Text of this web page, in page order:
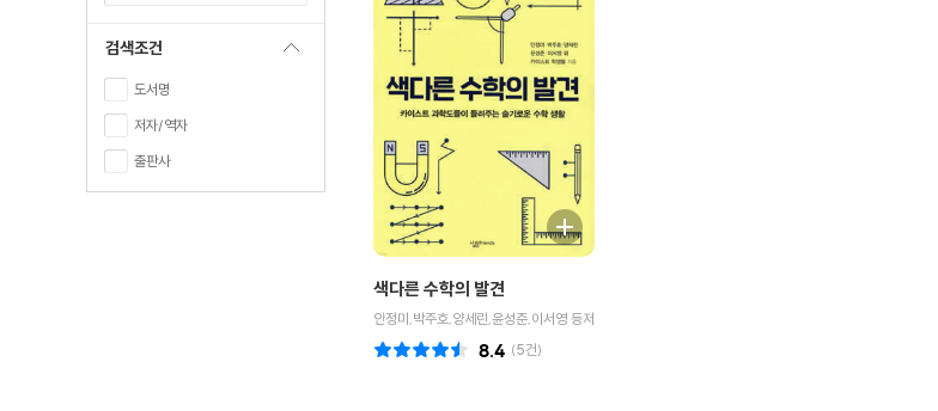
검색조건
도서명
저자/역자
출판사
색다른 수학의 발견
안정미,박주호,양세린,윤성준,이서영 등저
(5건)
8.4